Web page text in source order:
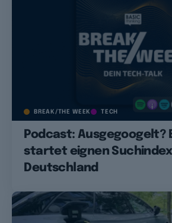
BREAK/THE WEEK TECH
Podcast: Ausgegoogelt?
startet eignen
Deutschland